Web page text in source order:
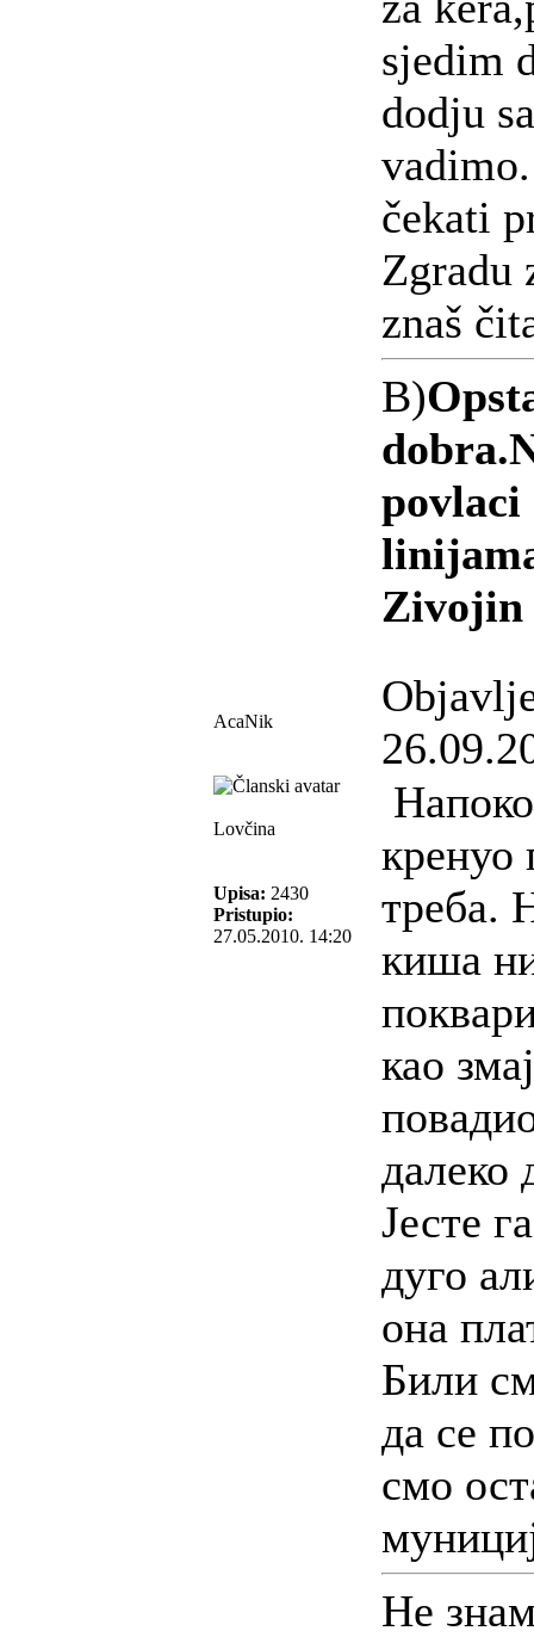
sjedim
dodju
čekati
Zgradu
znaš
B)
povlaci
Zivojin
AcaNik
Lovčina
Upisa: 2430
Pristupio:
27.05.2010. 14:20
кренуо
треба.
киша
као
далеко
Јесте
дуго
она
Били
да се
смо
Не